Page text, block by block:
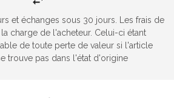
et échanges sous 30 jours. Les frais de
charge de l'acheteur. Celui-ci étant
de toute perte de valeur si l'article
trouve pas dans l'état d'origine